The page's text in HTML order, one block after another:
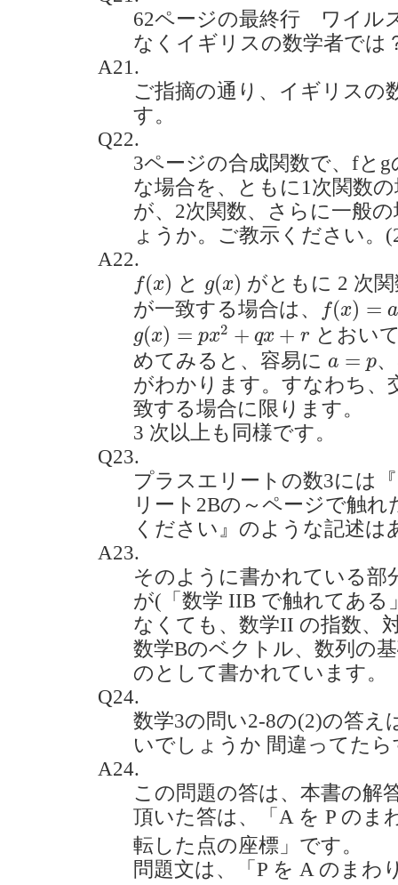
62ページの最終行 ワイル
なくイギリスの数学者では
A21.
ご指摘の通り、イギリスの
す。
Q22.
3ページの合成関数で、fと
な場合を、ともに1次関数
が、2次関数、さらに一般
ょうか。ご教示ください。
A22.
f(x)
f(x) と g(x)
g(x) がともに 2 次
が一致する場合は、
f(x) = a
f(x =ax 2
g(x) = px2 + qx + r
g( ) =px2 +q x+ r
とおい
めてみると、容易に a = p
a=p 、
がわかります。すなわち、
致する場合に限ります。
3 次以上も同様です。
Q23.
プラスエリートの数3には
リート2Bの～ページで触
ください』のような記述は
A23.
そのように書かれている部
が(「数学 IIB で触れてあ
なくても、数学II の指数、
数学Bのベクトル、数列の
のとして書かれています。
Q24.
数学3の問い2-8の(2)の答え
いでしょうか 間違ってた
A24.
この問題の答は、本書の解
頂いた答は、「A を P のま
転した点の座標」です。
問題文は、「P を A のまわ